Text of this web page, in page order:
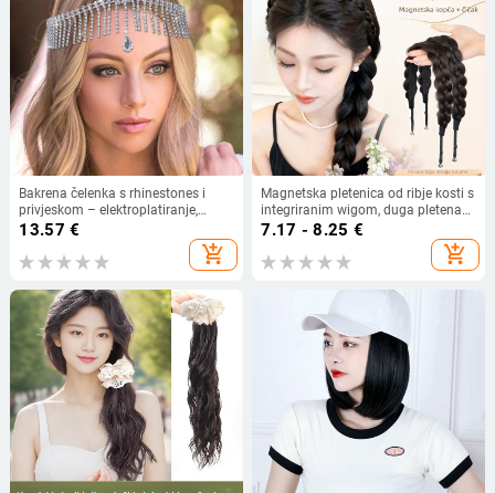
Bakrena čelenka s rhinestones i
privjeskom – elektroplatiranje,
neovisno pakiranje, licencirana
13.57 €
add_shopping_cart
Magnetska pletenica od ribje kosti s
integriranim wigom, duga pletena
kosa, dodatak za kosu inspiriran
online trendom, visoka kruna
7.17 - 8.25 €
add_shopping_cart